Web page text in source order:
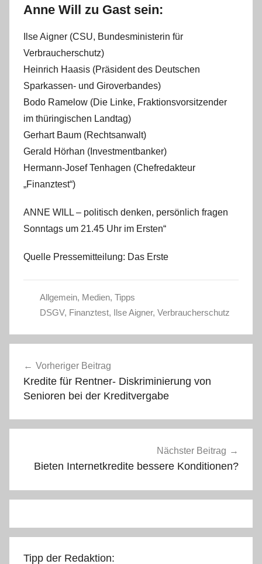
Anne Will zu Gast sein:
Ilse Aigner (CSU, Bundesministerin für
Verbraucherschutz)
Heinrich Haasis (Präsident des Deutschen
Sparkassen- und Giroverbandes)
Bodo Ramelow (Die Linke, Fraktionsvorsitzender
im thüringischen Landtag)
Gerhart Baum (Rechtsanwalt)
Gerald Hörhan (Investmentbanker)
Hermann-Josef Tenhagen (Chefredakteur
„Finanztest“)
ANNE WILL – politisch denken, persönlich fragen
Sonntags um 21.45 Uhr im Ersten“
Quelle Pressemitteilung: Das Erste
Allgemein, Medien, Tipps
DSGV, Finanztest, Ilse Aigner, Verbraucherschutz
Vorheriger Beitrag
Kredite für Rentner- Diskriminierung von
Senioren bei der Kreditvergabe
Nächster Beitrag
Bieten Internetkredite bessere Konditionen?
Tipp der Redaktion: